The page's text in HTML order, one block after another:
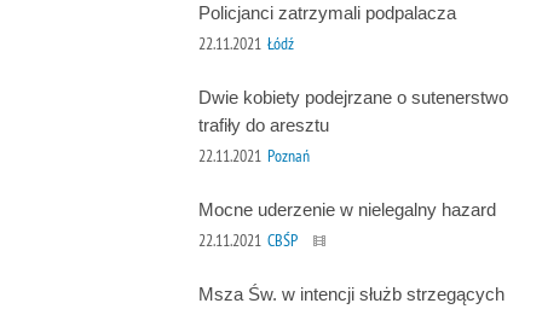
Policjanci zatrzymali podpalacza
22.11.2021 Łódź
Dwie kobiety podejrzane o sutenerstwo
trafiły do aresztu
22.11.2021 Poznań
Mocne uderzenie w nielegalny hazard
22.11.2021 CBŚP
Msza Św. w intencji służb strzegących